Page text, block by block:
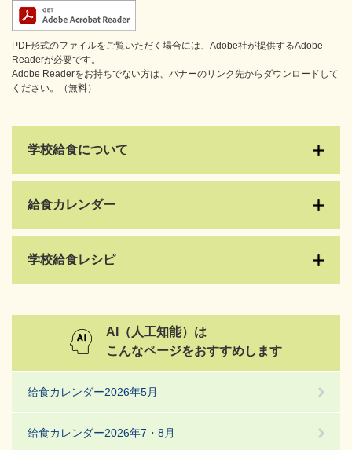
PDF形式のファイルをご覧いただく場合には、Adobe社が提供するAdobe
Readerが必要です。
Adobe Readerをお持ちでない方は、バナーのリンク先からダウンロードして
ください。（無料）
学校給食について
給食カレンダー
学校給食レシピ
AI（人工知能）は
こんなページをおすすめします
給食カレンダー2026年5月
給食カレンダー2026年7・8月